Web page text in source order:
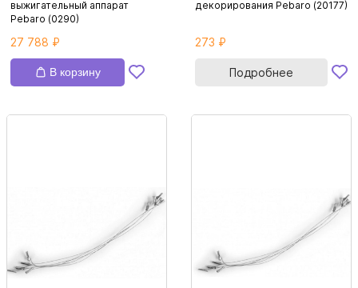
выжигательный аппарат
Pebaro (0290)
27 788 ₽
В корзину
декорирования Pebaro (20177)
273 ₽
Подробнее